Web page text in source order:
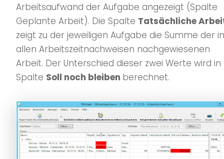
Arbeitsaufwand der Aufgabe angezeigt (Spalte
Geplante Arbeit). Die Spalte Tatsächliche
zeigt zu der jeweiligen Aufgabe die Summe der in
allen Arbeitszeitnachweisen nachgewiesenen
Arbeit. Der Unterschied dieser zwei Werte wird
Spalte Soll noch bleiben berechnet.